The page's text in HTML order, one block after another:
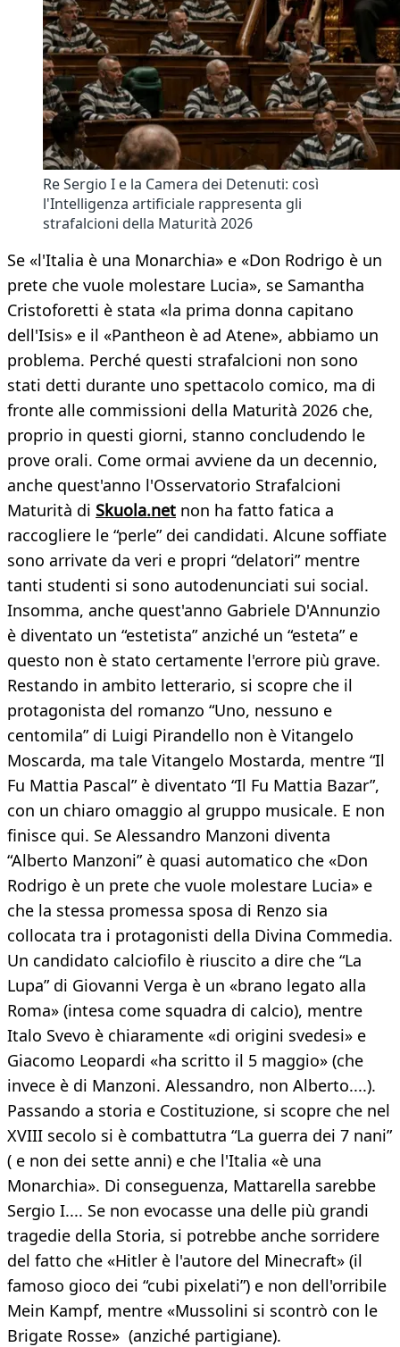
Re Sergio I e la Camera dei Detenuti: così
l'Intelligenza artificiale rappresenta gli
strafalcioni della Maturità 2026
Se «l'Italia è una Monarchia» e «Don Rodrigo è un
prete che vuole molestare Lucia», se Samantha
Cristoforetti è stata «la prima donna capitano
dell'Isis» e il «Pantheon è ad Atene», abbiamo un
problema. Perché questi strafalcioni non sono
stati detti durante uno spettacolo comico, ma di
fronte alle commissioni della Maturità 2026 che,
proprio in questi giorni, stanno concludendo le
prove orali. Come ormai avviene da un decennio,
anche quest'anno l'Osservatorio Strafalcioni
Maturità di Skuola.net non ha fatto fatica a
raccogliere le “perle” dei candidati. Alcune soffiate
sono arrivate da veri e propri “delatori” mentre
tanti studenti si sono autodenunciati sui social.
Insomma, anche quest'anno Gabriele D'Annunzio
è diventato un “estetista” anziché un “esteta” e
questo non è stato certamente l'errore più grave.
Restando in ambito letterario, si scopre che il
protagonista del romanzo “Uno, nessuno e
centomila” di Luigi Pirandello non è Vitangelo
Moscarda, ma tale Vitangelo Mostarda, mentre “Il
Fu Mattia Pascal” è diventato “Il Fu Mattia Bazar”,
con un chiaro omaggio al gruppo musicale. E non
finisce qui. Se Alessandro Manzoni diventa
“Alberto Manzoni” è quasi automatico che «Don
Rodrigo è un prete che vuole molestare Lucia» e
che la stessa promessa sposa di Renzo sia
collocata tra i protagonisti della Divina Commedia.
Un candidato calciofilo è riuscito a dire che “La
Lupa” di Giovanni Verga è un «brano legato alla
Roma» (intesa come squadra di calcio), mentre
Italo Svevo è chiaramente «di origini svedesi» e
Giacomo Leopardi «ha scritto il 5 maggio» (che
invece è di Manzoni. Alessandro, non Alberto....).
Passando a storia e Costituzione, si scopre che nel
XVIII secolo si è combattutra “La guerra dei 7 nani”
( e non dei sette anni) e che l'Italia «è una
Monarchia». Di conseguenza, Mattarella sarebbe
Sergio I.... Se non evocasse una delle più grandi
tragedie della Storia, si potrebbe anche sorridere
del fatto che «Hitler è l'autore del Minecraft» (il
famoso gioco dei “cubi pixelati”) e non dell'orribile
Mein Kampf, mentre «Mussolini si scontrò con le
Brigate Rosse» (anziché partigiane).